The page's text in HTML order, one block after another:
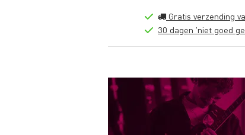
Gratis verzending
30 dagen 'niet goed